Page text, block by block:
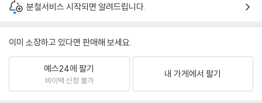
분철서비스 시작되면 알려드립니다.
이미 소장하고 있다면 판매해 보세요.
예스24에 팔기
바이백 신청 불가
내 가게에서 팔기